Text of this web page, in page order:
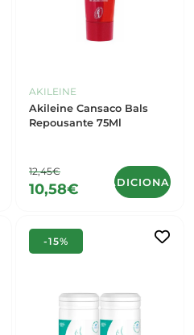
AKILEINE
Akileine Cansaco Bals
Repousante 75Ml
12,45€
10,58€ ADICIONAR
-15%